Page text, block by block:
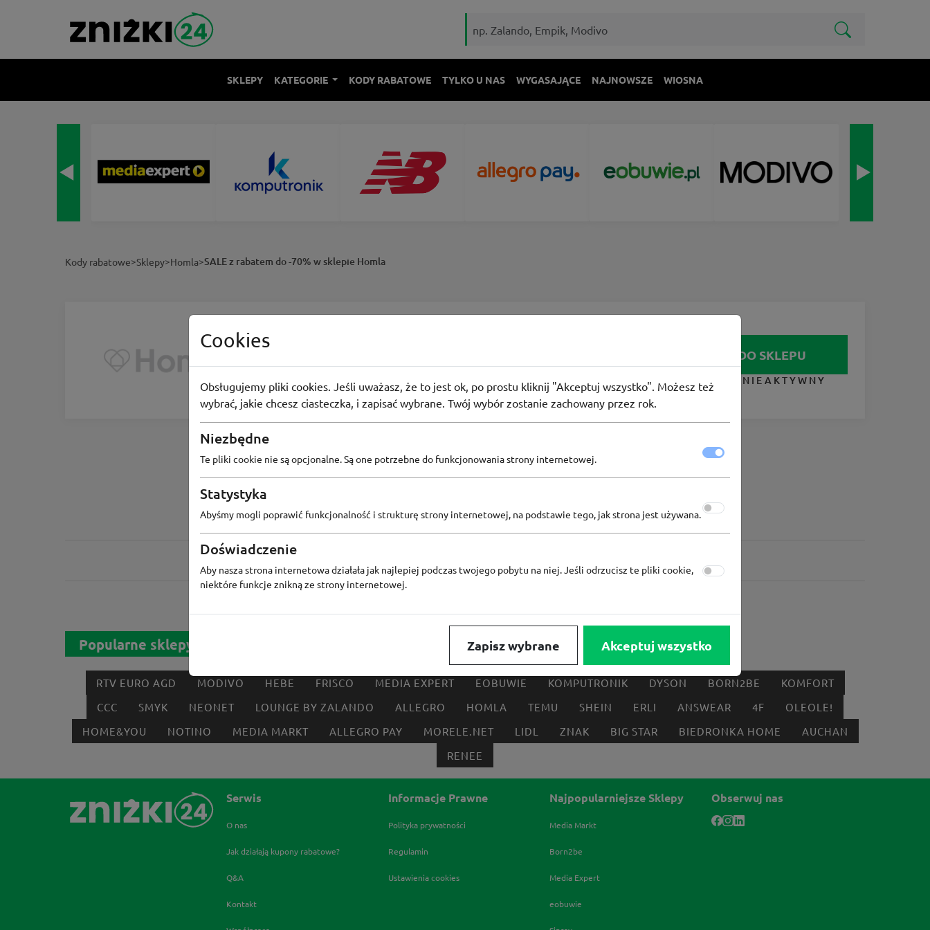
SKLEPY KATEGORIE KODY RABATOWE TYLKO U NAS WYGASAJĄCE NAJNOWSZE WIOSNA
Kody rabatowe>Sklepy>Homla>SALE z rabatem do -70% w sklepie Homla
Homla
SALE z rabatem do -70% w sklepie Homla
-70% 32 osoby użyły PROMO
IDŹ DO SKLEPU
KUPON NIEAKTYWNY
Zobacz inne
Popularne sklepy
RTV EURO AGD MODIVO HEBE FRISCO MEDIA EXPERT EOBUWIE KOMPUTRONIK DYSON BORN2BE
KOMFORT
CCC
SMYK NEONET LOUNGE BY ZALANDO ALLEGRO HOMLA TEMU SHEIN ERLI ANSWEAR 4F
OLEOLE!
HOME&YOU
NOTINO MEDIA MARKT ALLEGRO PAY MORELE.NET LIDL ZNAK BIG STAR BIEDRONKA HOME
AUCHAN
RENEE
Serwis
O nas
Jak działają kupony rabatowe?
Q&A
Kontakt
Informacje Prawne
Polityka prywatności
Regulamin
Ustawienia cookies
Najpopularniejsze Sklepy
Media Markt
Born2be
Media Expert
eobuwie
Obserwuj nas
Cookies
Obsługujemy pliki cookies. Jeśli uważasz, że to jest ok, po prostu kliknij "Akceptuj wszystko". Możesz też
wybrać, jakie chcesz ciasteczka, i zapisać wybrane. Twój wybór zostanie zachowany przez rok.
Niezbędne
Te pliki cookie nie są opcjonalne. Są one potrzebne do funkcjonowania strony internetowej.
Statystyka
Abyśmy mogli poprawić funkcjonalność i strukturę strony internetowej, na podstawie tego, jak strona jest używana.
Doświadczenie
Aby nasza strona internetowa działała jak najlepiej podczas twojego pobytu na niej. Jeśli odrzucisz te pliki cookie,
niektóre funkcje znikną ze strony internetowej.
Zapisz wybrane Akceptuj wszystko